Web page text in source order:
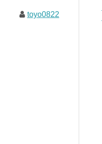
toyo0822